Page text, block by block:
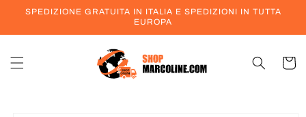
direttamente
SPEDIZIONE GRATUITA IN ITALIA E SPEDIZIONI IN TUTTA
EUROPA
Carrello